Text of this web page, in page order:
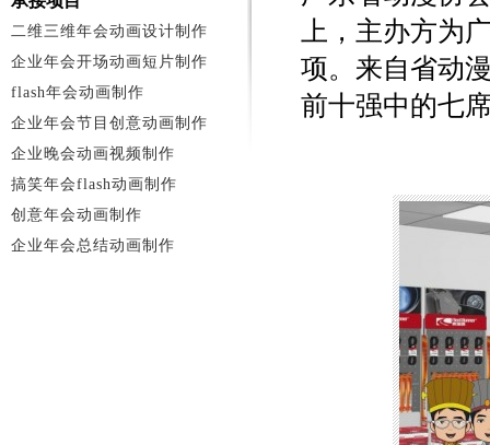
上，主办方为
项。来自省动
前十强中的七
二维三维年会动画设计制作
企业年会开场动画短片制作
flash年会动画制作
企业年会节目创意动画制作
企业晚会动画视频制作
搞笑年会flash动画制作
创意年会动画制作
企业年会总结动画制作